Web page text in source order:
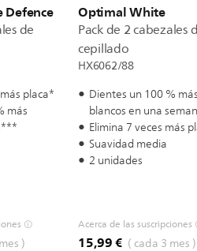
Defence
de
placa*
más
)
Optimal White
Pack de 2 cabezales
cepillado
HX6062/88
Dientes un 100 % más
blancos en una
Elimina 7 veces más
Suavidad media
2 unidades
Acerca de las suscripciones
15,99 € ( cada 3 mes )